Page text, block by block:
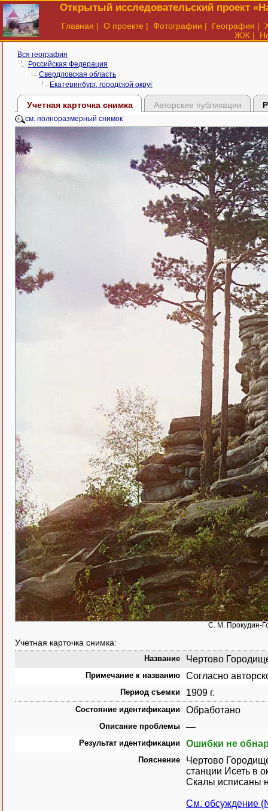
Открытый исследовательский проект
Главная | О проекте | Фотографии | География |
ЖЖ |
Вся география
Российская Федерация
Свердловская область
Екатеринбург, городской округ
Учетная карточка снимка Авторские публикации
см. полноразмерный снимок
С. М. Прокудин-
Учетная карточка снимка:
Название Чертово
Примечание к названию Согласно
Период съемки 1909 г.
Состояние идентификации Обработано
Описание проблемы —
Результат идентификации Ошибки не
Пояснение
Чертово
станции Исеть в
Скалы исписаны
См. обсуждение